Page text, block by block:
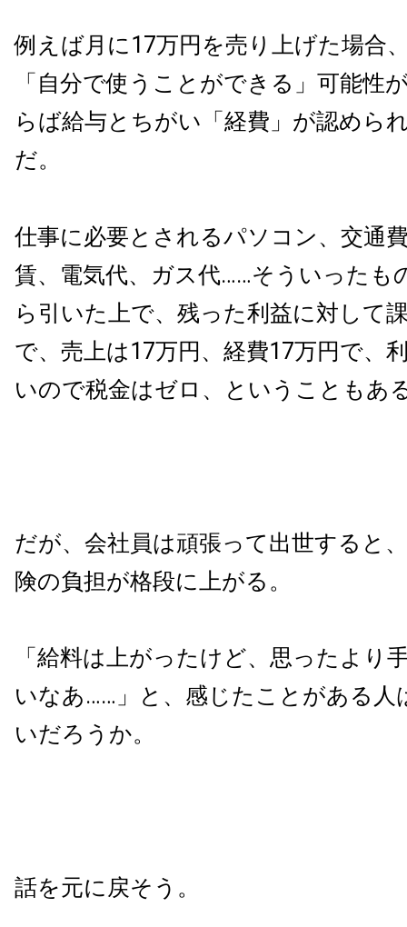
例えば月に17万円を売り上げた場合
「自分で使うことができる」可能性
らば給与とちがい「経費」が認めら
だ。
仕事に必要とされるパソコン、交通
賃、電気代、ガス代……そういったも
ら引いた上で、残った利益に対して
で、売上は17万円、経費17万円で、
いので税金はゼロ、ということもあ
だが、会社員は頑張って出世すると
険の負担が格段に上がる。
「給料は上がったけど、思ったより
いなあ……」と、感じたことがある人
いだろうか。
話を元に戻そう。